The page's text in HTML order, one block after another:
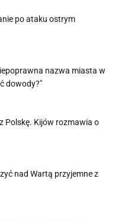
po ataku ostrym
nazwa miasta w
dowody?"
Polskę. Kijów rozmawia o
nad Wartą przyjemne z